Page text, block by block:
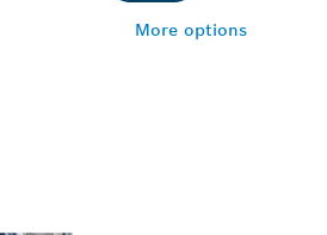
More options